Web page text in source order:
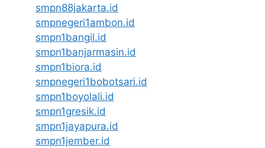
smpn88jakarta.id
smpnegeri1ambon.id
smpn1bangil.id
smpn1banjarmasin.id
smpn1biora.id
smpnegeri1bobotsari.id
smpn1boyolali.id
smpn1gresik.id
smpn1jayapura.id
smpn1jember.id